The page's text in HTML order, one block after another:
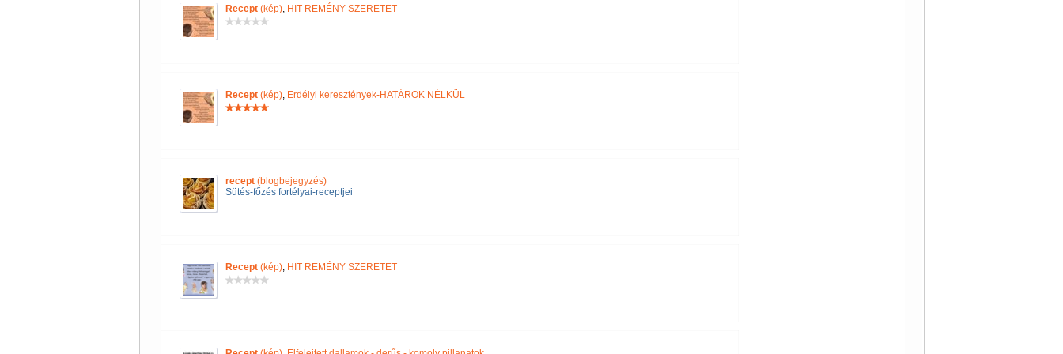
Recept(kép), HIT REMÉNY SZERETET
Recept(kép), Erdélyi keresztények-HATÁROK NÉLKÜL
recept(blogbejegyzés)
Sütés-főzés fortélyai-receptjei
Recept(kép), HIT REMÉNY SZERETET